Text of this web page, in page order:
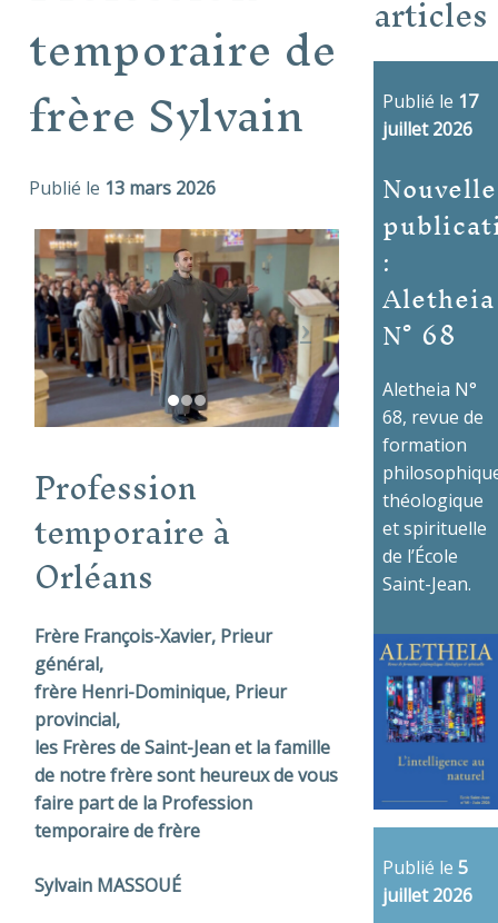
temporaire de
frère Sylvain
Publié le 13 mars 2026
Profession
temporaire à
Orléans
Frère François-Xavier, Prieur
général,
frère Henri-Dominique, Prieur
provincial,
les Frères de Saint-Jean et la famille
de notre frère sont heureux de vous
faire partde la Profession
temporaire de frère
Sylvain MASSOUÉ
articles
Publié le 17
juillet 2026
Nouvelle
:
Aletheia
N° 68
Aletheia N°
68, revue de
formation
théologique
et spirituelle
de l’École
Saint-Jean.
Publié le 5
juillet 2026